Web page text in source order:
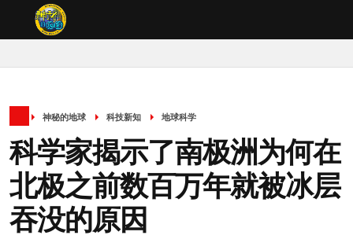
神秘的地球 科技新知 地球科学
科学家揭示了南极洲为何在
北极之前数百万年就被冰层
吞没的原因